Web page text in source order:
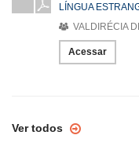
LÍNGUA
VALDIRÉCIA
Acessar
Ver todos